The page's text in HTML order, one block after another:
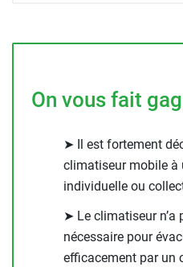
On vous fait
➤ Il est fortement
climatiseur mobile à
individuelle ou
➤ Le climatiseur n’a
nécessaire pour
efficacement par un